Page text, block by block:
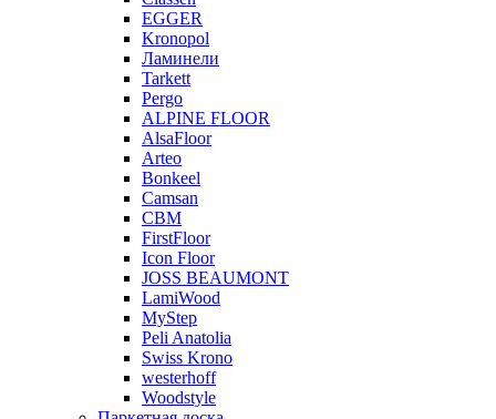
EGGER
Kronopol
Ламинели
Tarkett
Pergo
ALPINE FLOOR
AlsaFloor
Arteo
Bonkeel
Camsan
CBM
FirstFloor
Icon Floor
JOSS BEAUMONT
LamiWood
MyStep
Peli Anatolia
Swiss Krono
westerhoff
Woodstyle